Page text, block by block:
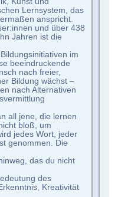
Lernsystem, das
anspricht.
und über 438
Jahren ist die
im
beeindruckende
nach freier,
Bildung wächst –
nach Alternativen
all jene, die lernen
bloß, um
jedes Wort, jeder
genommen. Die
das du nicht
des
Kreativität